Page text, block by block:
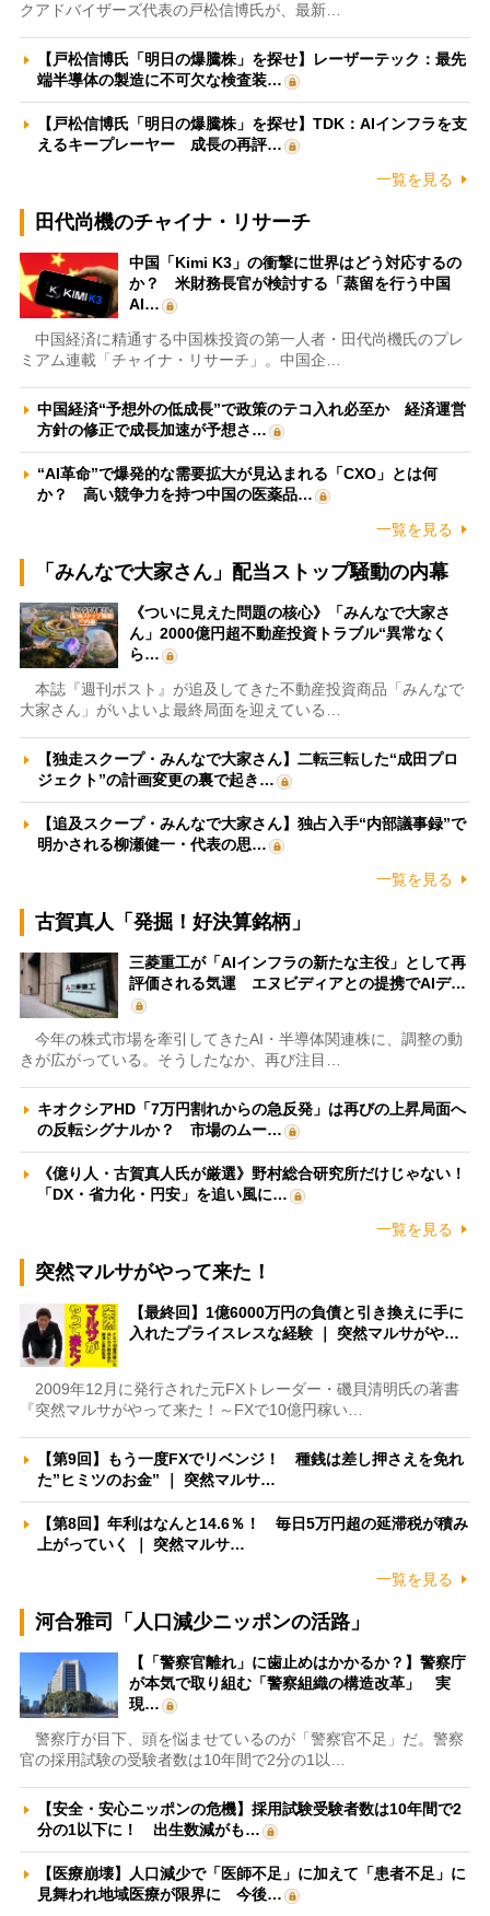
クアドバイザーズ代表の戸松信博氏が、最新…
【戸松信博氏「明日の爆騰株」を探せ】レーザーテック：最先
端半導体の製造に不可欠な検査装…
【戸松信博氏「明日の爆騰株」を探せ】TDK：AIインフラを支
えるキープレーヤー 成長の再評…
一覧を見る
田代尚機のチャイナ・リサーチ
中国「Kimi K3」の衝撃に世界はどう対応するの
か？ 米財務長官が検討する「蒸留を行う中国
AI…
中国経済に精通する中国株投資の第一人者・田代尚機氏のプレ
ミアム連載「チャイナ・リサーチ」。中国企…
中国経済“予想外の低成長”で政策のテコ入れ必至か 経済運営
方針の修正で成長加速が予想さ…
“AI革命”で爆発的な需要拡大が見込まれる「CXO」とは何
か？ 高い競争力を持つ中国の医薬品…
一覧を見る
「みんなで大家さん」配当ストップ騒動の内幕
《ついに見えた問題の核心》「みんなで大家さ
ん」2000億円超不動産投資トラブル“異常なく
ら…
本誌『週刊ポスト』が追及してきた不動産投資商品「みんなで
大家さん」がいよいよ最終局面を迎えている…
【独走スクープ・みんなで大家さん】二転三転した“成田プロ
ジェクト”の計画変更の裏で起き…
【追及スクープ・みんなで大家さん】独占入手“内部議事録”で
明かされる柳瀬健一・代表の思…
一覧を見る
古賀真人「発掘！好決算銘柄」
三菱重工が「AIインフラの新たな主役」として再
評価される気運 エヌビディアとの提携でAIデ…
今年の株式市場を牽引してきたAI・半導体関連株に、調整の動
きが広がっている。そうしたなか、再び注目…
キオクシアHD「7万円割れからの急反発」は再びの上昇局面へ
の反転シグナルか？ 市場のムー…
《億り人・古賀真人氏が厳選》野村総合研究所だけじゃない！
「DX・省力化・円安」を追い風に…
一覧を見る
突然マルサがやって来た！
【最終回】1億6000万円の負債と引き換えに手に
入れたプライスレスな経験 ｜ 突然マルサがや…
2009年12月に発行された元FXトレーダー・磯貝清明氏の著書
『突然マルサがやって来た！～FXで10億円稼い…
【第9回】もう一度FXでリベンジ！ 種銭は差し押さえを免れ
た”ヒミツのお金” ｜ 突然マルサ…
【第8回】年利はなんと14.6％！ 毎日5万円超の延滞税が積み
上がっていく ｜ 突然マルサ…
一覧を見る
河合雅司「人口減少ニッポンの活路」
【「警察官離れ」に歯止めはかかるか？】警察庁
が本気で取り組む「警察組織の構造改革」 実
現…
警察庁が目下、頭を悩ませているのが「警察官不足」だ。警察
官の採用試験の受験者数は10年間で2分の1以…
【安全・安心ニッポンの危機】採用試験受験者数は10年間で2
分の1以下に！ 出生数減がも…
【医療崩壊】人口減少で「医師不足」に加えて「患者不足」に
見舞われ地域医療が限界に 今後…